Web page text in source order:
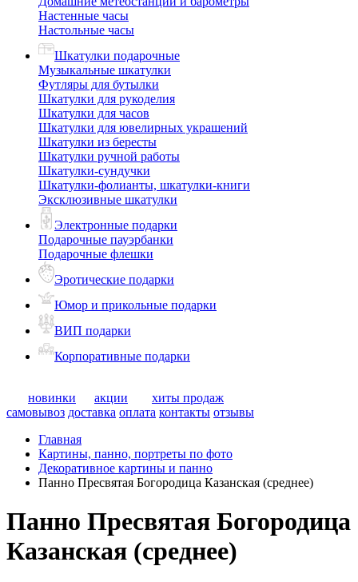
Настенные часы
Настольные часы
Шкатулки подарочные
Музыкальные шкатулки
Футляры для бутылки
Шкатулки для рукоделия
Шкатулки для часов
Шкатулки для ювелирных украшений
Шкатулки из бересты
Шкатулки ручной работы
Шкатулки-сундучки
Шкатулки-фолианты, шкатулки-книги
Эксклюзивные шкатулки
Электронные подарки
Подарочные пауэрбанки
Подарочные флешки
Эротические подарки
Юмор и прикольные подарки
ВИП подарки
Корпоративные подарки
новинки акции
хиты продаж
самовывоз доставка оплата контакты отзывы
Главная
Картины, панно, портреты по фото
Декоративное картины и панно
Панно Пресвятая Богородица Казанская (среднее)
Панно Пресвятая Богородица
Казанская (среднее)